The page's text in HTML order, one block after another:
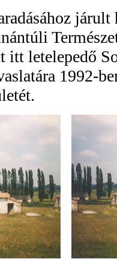
itt letelepedő
1992-